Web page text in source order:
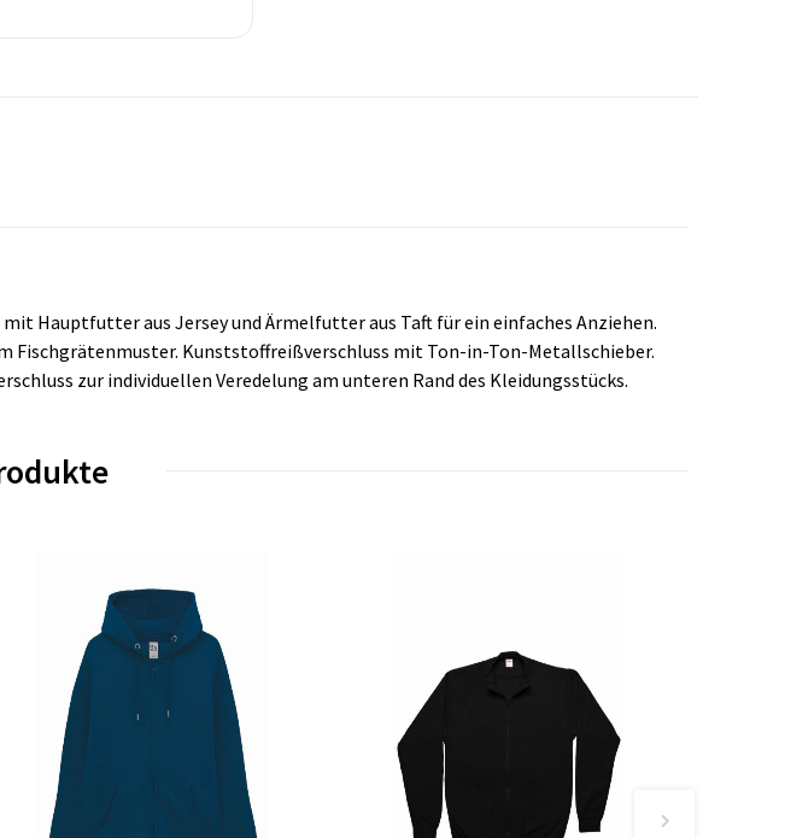
Hauptfutter aus Jersey und Ärmelfutter aus Taft für ein einfaches Anziehen.
Kunststoffreißverschluss mit Ton-in-Ton-Metallschieber.
zur individuellen Veredelung am unteren Rand des Kleidungsstücks.